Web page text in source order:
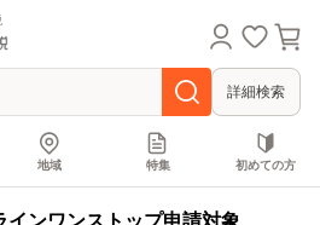
詳細検索
地域 特集 初めての方
インワンストップ申請対象